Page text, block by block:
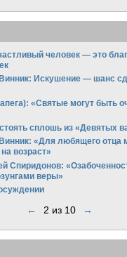
человек — это
Искушение — шанс
«Святые могут быть
сплошь из «Девятых
«Для любящего отца
возраст»
Спиридонов:
веры»
← 2 из 10 →